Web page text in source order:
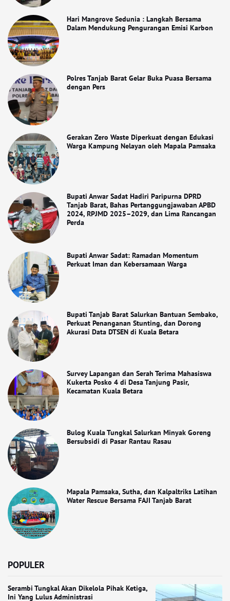
Hari Mangrove Sedunia : Langkah Bersama
Dalam Mendukung Pengurangan Emisi Karbon
Polres Tanjab Barat Gelar Buka Puasa Bersama
dengan Pers
Gerakan Zero Waste Diperkuat dengan Edukasi
Warga Kampung Nelayan oleh Mapala Pamsaka
Bupati Anwar Sadat Hadiri Paripurna DPRD
Tanjab Barat, Bahas Pertanggungjawaban APBD
2024, RPJMD 2025–2029, dan Lima Rancangan
Perda
Bupati Anwar Sadat: Ramadan Momentum
Perkuat Iman dan Kebersamaan Warga
Bupati Tanjab Barat Salurkan Bantuan Sembako,
Perkuat Penanganan Stunting, dan Dorong
Akurasi Data DTSEN di Kuala Betara
Survey Lapangan dan Serah Terima Mahasiswa
Kukerta Posko 4 di Desa Tanjung Pasir,
Kecamatan Kuala Betara
Bulog Kuala Tungkal Salurkan Minyak Goreng
Bersubsidi di Pasar Rantau Rasau
Mapala Pamsaka, Sutha, dan Kalpaltriks Latihan
Water Rescue Bersama FAJI Tanjab Barat
POPULER
Serambi Tungkal Akan Dikelola Pihak Ketiga,
Ini Yang Lulus Administrasi